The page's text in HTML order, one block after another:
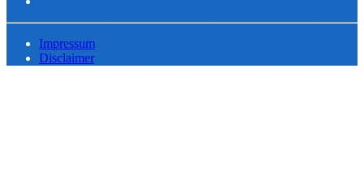
Impressum
Disclaimer